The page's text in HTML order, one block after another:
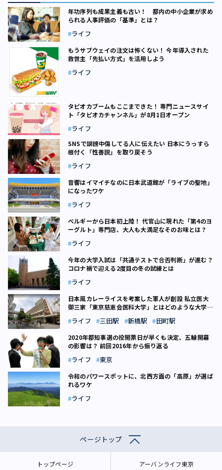
年功序列も成果主義も古い！ 都内の中小企業が求め
られる人事評価の「基準」とは？
ライフ
もうサブウェイの注文は怖くない！ 今年導入された
救世主「先払い方式」を活用しよう
ライフ
タピオカブームもここまできた！ 専門ニュースサイ
ト「タピオカチャンネル」が8月1日オープン
ライフ
SNSで誹謗中傷してる人に伝えたい 日本にうっすら
根付く「性善説」を取り戻そう
ライフ
音響はイマイチなのに日本武道館が「ライブの聖地」
になったワケ
ライフ
ベルギーから日本初上陸！ 代官山に現れた「第4のヨ
ーグルト」専門店、大人も大満足なそのお味とは？
ライフ
今年の大学入試は「共通テストで合否判断」が進む？
コロナ禍で迎える2度目の冬の試練とは
ライフ
日本風カレーライスを考案した軍人が創設 私立医大
御三家「東京慈恵会医科大学」とはどのような大学な
ライフ 三田駅 新橋駅 田町駅
2020年都知事選の投開票日が早くも決定、五輪開幕
の影響は？ 前回2016年から振り返る
ライフ 東京
令和のパワースポットに、北西方面の「高原」が選ば
れるワケ
ライフ
ページトップ
トップページ アーバンライフ東京